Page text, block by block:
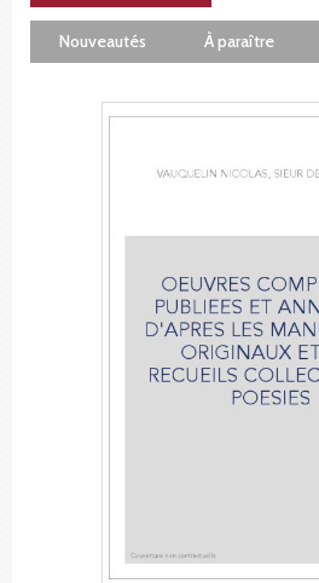
Nouveautés À paraître